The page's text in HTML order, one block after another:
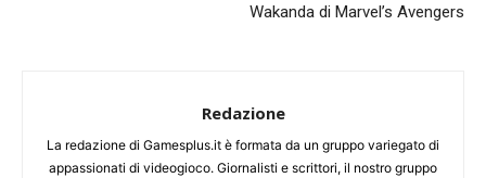
Wakanda di Marvel’s Avengers
Redazione
La redazione di Gamesplus.it è formata da un gruppo variegato di
appassionati di videogioco. Giornalisti e scrittori, il nostro gruppo